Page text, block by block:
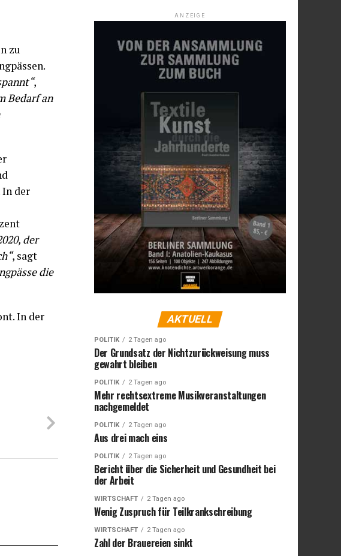
zu
,
Bedarf an
der
der
, sagt
die
In der
ANZEIGE
AKTUELL
POLITIK 2 Tagen ago
Der Grundsatz der Nichtzurückweisung muss
gewahrt bleiben
POLITIK 2 Tagen ago
Mehr rechtsextreme Musikveranstaltungen
nachgemeldet
POLITIK 2 Tagen ago
Aus drei mach eins
POLITIK 2 Tagen ago
Bericht über die Sicherheit und Gesundheit bei
der Arbeit
WIRTSCHAFT 2 Tagen ago
Wenig Zuspruch für Teilkrankschreibung
WIRTSCHAFT 2 Tagen ago
Zahl der Brauereien sinkt